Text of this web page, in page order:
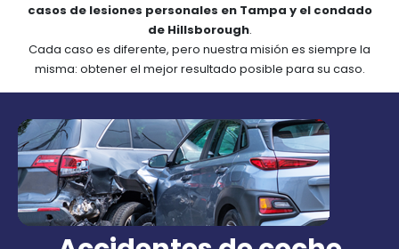
casos de lesiones personales en Tampa y el condado
de Hillsborough.
Cada caso es diferente, pero nuestra misión es siempre la
misma: obtener el mejor resultado posible para su caso.